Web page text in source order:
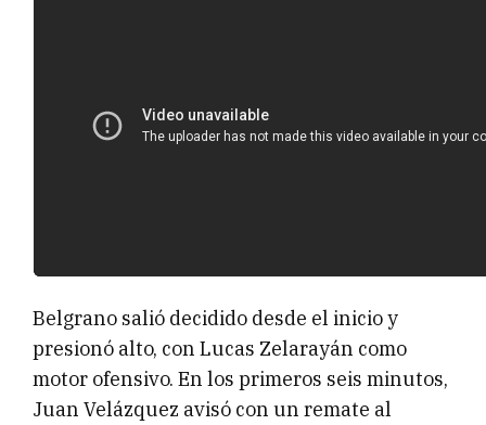
Belgrano salió decidido desde el inicio y
presionó alto, con Lucas Zelarayán como
motor ofensivo. En los primeros seis minutos,
Juan Velázquez avisó con un remate al